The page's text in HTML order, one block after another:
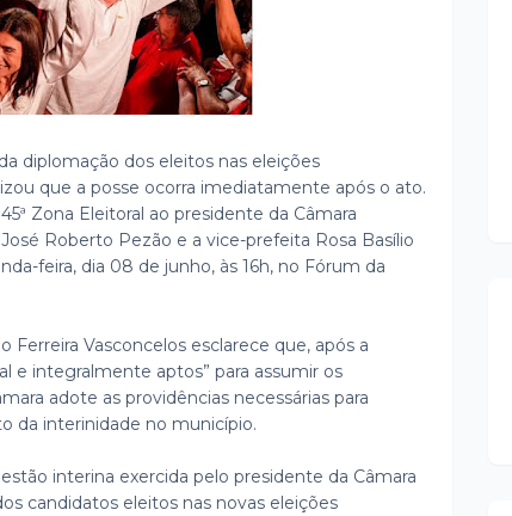
diplomação dos eleitos nas eleições
que a posse ocorra imediatamente após o ato.
Zona Eleitoral ao presidente da Câmara
Roberto Pezão e a vice-prefeita Rosa Basílio
feira, dia 08 de junho, às 16h, no Fórum da
Ferreira Vasconcelos esclarece que, após a
e integralmente aptos” para assumir os
adote as providências necessárias para
da interinidade no município.
interina exercida pelo presidente da Câmara
candidatos eleitos nas novas eleições